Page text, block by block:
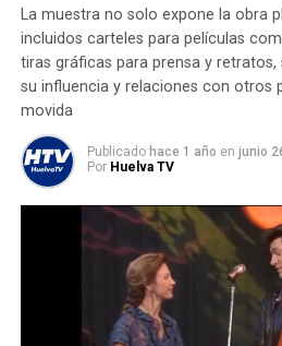
La muestra no solo expone la obra
incluidos carteles para películas
tiras gráficas para prensa y
su influencia y relaciones con otros
movida
Publicado hace 1 año en junio
Por Huelva TV